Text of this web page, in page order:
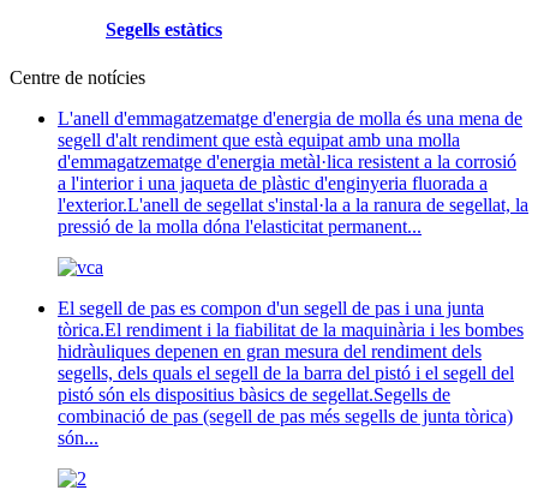
Segells estàtics
Centre de notícies
L'anell d'emmagatzematge d'energia de molla és una mena de
segell d'alt rendiment que està equipat amb una molla
d'emmagatzematge d'energia metàl·lica resistent a la corrosió
a l'interior i una jaqueta de plàstic d'enginyeria fluorada a
l'exterior.L'anell de segellat s'instal·la a la ranura de segellat, la
pressió de la molla dóna l'elasticitat permanent...
El segell de pas es compon d'un segell de pas i una junta
tòrica.El rendiment i la fiabilitat de la maquinària i les bombes
hidràuliques depenen en gran mesura del rendiment dels
segells, dels quals el segell de la barra del pistó i el segell del
pistó són els dispositius bàsics de segellat.Segells de
combinació de pas (segell de pas més segells de junta tòrica)
són...